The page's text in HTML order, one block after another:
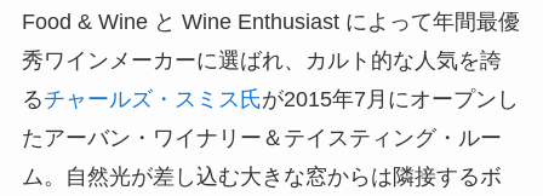
Food & Wine と Wine Enthusiast によって年間最優
秀ワインメーカーに選ばれ、カルト的な人気を誇
るチャールズ・スミス氏が2015年7月にオープンし
たアーバン・ワイナリー＆テイスティング・ルー
ム。自然光が差し込む大きな窓からは隣接するボ